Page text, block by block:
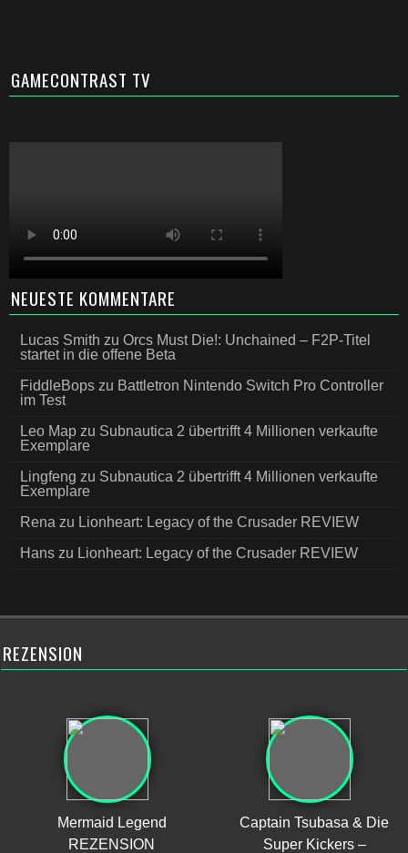
GAMECONTRAST TV
NEUESTE KOMMENTARE
Lucas Smith zu Orcs Must Die!: Unchained – F2P-Titel
startet in die offene Beta
FiddleBops zu Battletron Nintendo Switch Pro Controller
im Test
Leo Map zu Subnautica 2 übertrifft 4 Millionen verkaufte
Exemplare
Lingfeng zu Subnautica 2 übertrifft 4 Millionen verkaufte
Exemplare
Rena zu Lionheart: Legacy of the Crusader REVIEW
Hans zu Lionheart: Legacy of the Crusader REVIEW
REZENSION
Mermaid Legend
REZENSION
Captain Tsubasa & Die
Super Kickers –